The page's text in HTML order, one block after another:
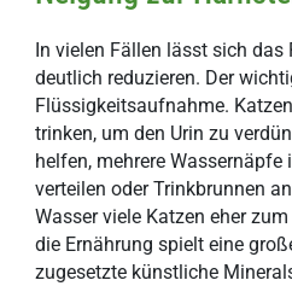
In vielen Fällen lässt sich
deutlich reduzieren. Der
Flüssigkeitsaufnahme.
trinken, um den Urin zu
helfen, mehrere Wassernäpfe
verteilen oder Trinkbrunnen
Wasser viele Katzen eher
die Ernährung spielt eine
zugesetzte künstliche